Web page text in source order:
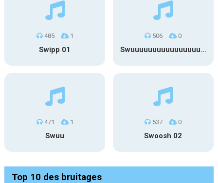
485 1
Swipp 01
506 0
Swuuuuuuuuuuuuuuuuuuuuuu
471 1
Swuu
537 0
Swoosh 02
Top 10 des bruitages